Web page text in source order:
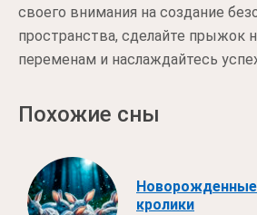
своего внимания на создание
пространства, сделайте прыжок
переменам и наслаждайтесь
Похожие сны
Новорожденные
кролики